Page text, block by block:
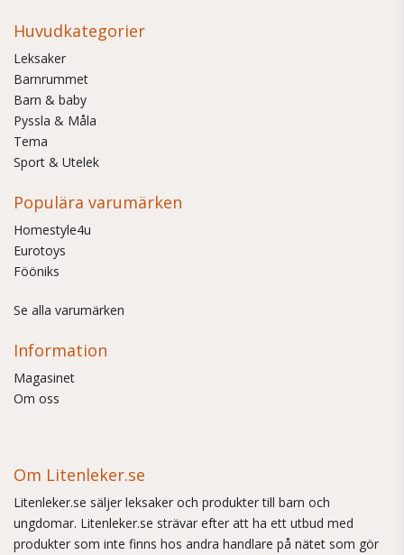
Huvudkategorier
Leksaker
Barnrummet
Barn & baby
Pyssla & Måla
Tema
Sport & Utelek
Populära varumärken
Homestyle4u
Eurotoys
Fööniks
Se alla varumärken
Information
Magasinet
Om oss
Om Litenleker.se
Litenleker.se säljer leksaker och produkter till barn och
ungdomar. Litenleker.se strävar efter att ha ett utbud med
produkter som inte finns hos andra handlare på nätet som gör